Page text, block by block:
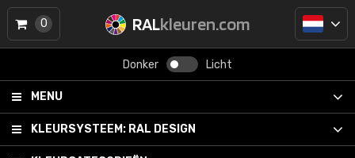
RALkleuren.com
Donker Licht
MENU
KLEURSYSTEEM: RAL DESIGN
0